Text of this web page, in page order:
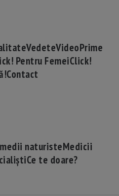
VedeteVideoPrime
Pentru FemeiClick!
Contact
naturisteMedicii
Ce te doare?